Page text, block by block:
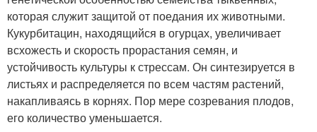
которая служит защитой от поедания их животными.
Кукурбитацин, находящийся в огурцах, увеличивает
всхожесть и скорость прорастания семян, и
устойчивость культуры к стрессам. Он синтезируется в
листьях и распределяется по всем частям растений,
накапливаясь в корнях. Пор мере созревания плодов,
его количество уменьшается.